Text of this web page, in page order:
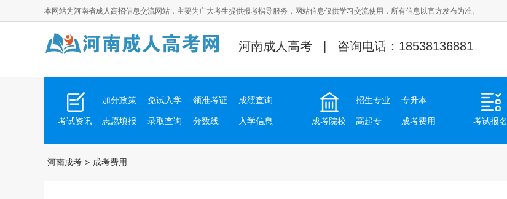
本网站为河南省成人高招信息交流网站，主要为广大考生提供报考指导服务，网站信息仅供学习交流使用，所有信息以官方发布为准。
河南成人高考 | 咨询电话：18538136881
考试资讯
加分政策 免试入学 领准考证 成绩查询
志愿填报 录取查询 分数线 入学信息 成考院校
招生专业 专升本
高起专 成考费用 考试报名
河南成考 > 成考费用